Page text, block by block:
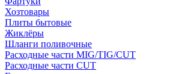
Хозтовары
Плиты бытовые
Жиклёры
Шланги поливочные
Расходные части MIG/TIG/CUT
Расходные части CUT